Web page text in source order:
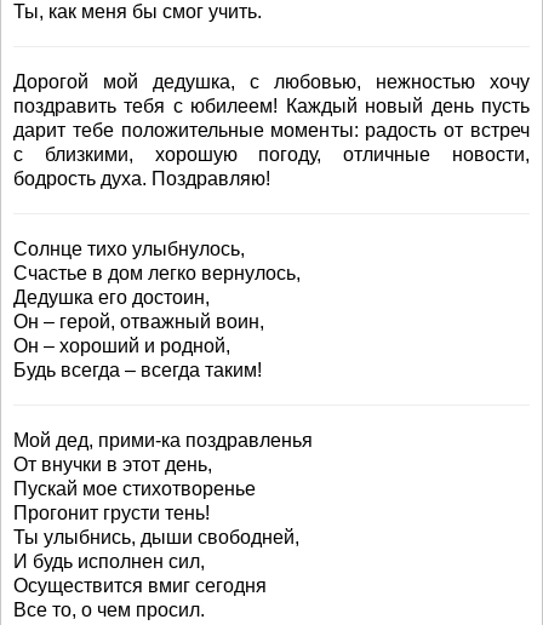
Ты, как меня бы смог учить.
Дорогой мой дедушка, с любовью, нежностью хочу
поздравить тебя с юбилеем! Каждый новый день пусть
дарит тебе положительные моменты: радость от встреч
с близкими, хорошую погоду, отличные новости,
бодрость духа. Поздравляю!
Солнце тихо улыбнулось,
Счастье в дом легко вернулось,
Дедушка его достоин,
Он – герой, отважный воин,
Он – хороший и родной,
Будь всегда – всегда таким!
Мой дед, прими-ка поздравленья
От внучки в этот день,
Пускай мое стихотворенье
Прогонит грусти тень!
Ты улыбнись, дыши свободней,
И будь исполнен сил,
Осуществится вмиг сегодня
Все то, о чем просил.